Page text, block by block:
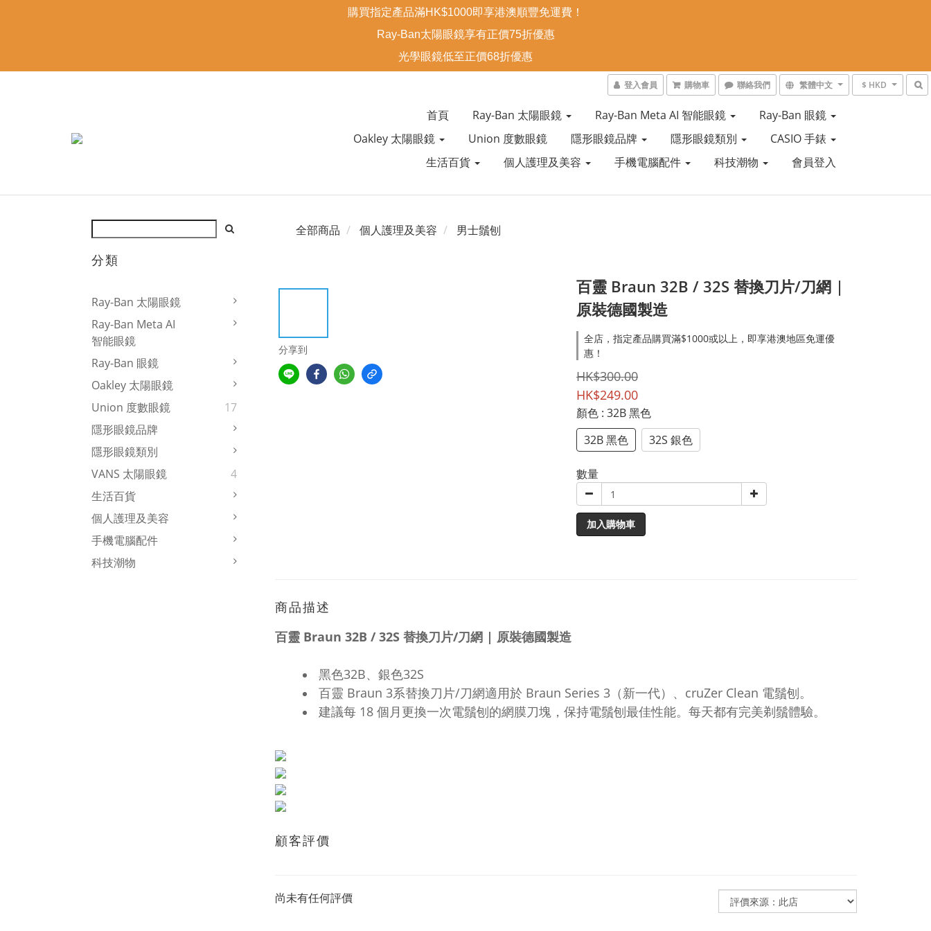
登入會員 購物車 聯絡我們 繁體中文 $ HKD
首頁 Ray-Ban 太陽眼鏡 Ray-Ban Meta AI 智能眼鏡
Ray-Ban 眼鏡
Oakley 太陽眼鏡
Union 度數眼鏡 隱形眼鏡品牌 隱形眼鏡類別
CASIO 手錶
生活百貨
個人護理及美容 手機電腦配件 科技潮物 會員登入
分類
Ray-Ban 太陽眼鏡
Ray-Ban Meta AI
智能眼鏡
Ray-Ban 眼鏡
Oakley 太陽眼鏡
Union 度數眼鏡
17
隱形眼鏡品牌
隱形眼鏡類別
VANS 太陽眼鏡
4
生活百貨
個人護理及美容
手機電腦配件
科技潮物
全部商品 個人護理及美容 男士鬚刨
分享到
百靈 Braun 32B / 32S 替換刀片/刀網 |
原裝德國製造
全店，指定產品購買滿$1000或以上，即享港澳地區免運優
惠！
HK$300.00
HK$249.00
顏色 : 32B 黑色
32B 黑色
32S 銀色
數量
加入購物車
商品描述
百靈 Braun 32B / 32S 替換刀片/刀網 | 原裝德國製造
黑色32B、銀色32S
百靈 Braun 3系替換刀片/刀網適用於 Braun Series 3（新一代）、cruZer Clean 電鬚刨。
建議每 18 個月更換一次電鬚刨的網膜刀塊，保持電鬚刨最佳性能。每天都有完美剃鬚體驗。
顧客評價
尚未有任何評價
購買指定產品滿HK$1000即享港澳順豐免運費！
Ray-Ban太陽眼鏡享有正價75折優惠
光學眼鏡低至正價68折優惠